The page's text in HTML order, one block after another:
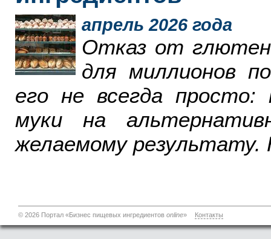
апрель 2026 года
Отказ от
для миллионов
его не всегда просто:
муки на
желаемому результату.
© 2026 Портал «Бизнес пищевых ингредиентов online» Контакты